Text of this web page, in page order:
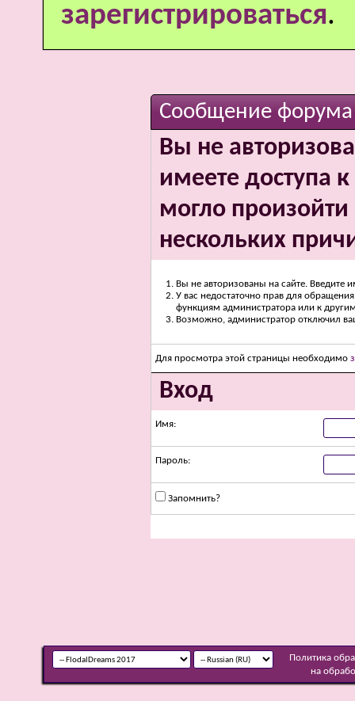
зарегистрироваться.
Сообщение форума
Вы не
имеете доступа
могло
нескольких
Вы не авторизованы на сайте. Введите
У вас недостаточно прав для
функциям администратора или к
Возможно, администратор отключил
Для просмотра этой страницы необходимо
Вход
Имя:
Пароль:
Запомнить?
Политика
на